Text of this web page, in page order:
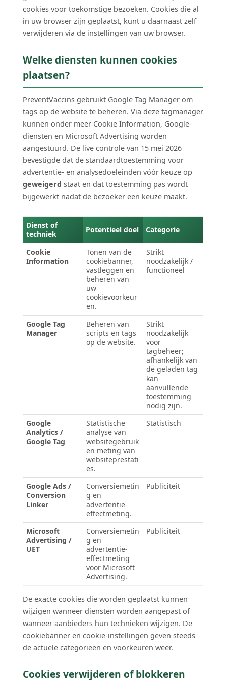
cookies voor toekomstige bezoeken. Cookies die al
in uw browser zijn geplaatst, kunt u daarnaast zelf
verwijderen via de instellingen van uw browser.
Welke diensten kunnen cookies
plaatsen?
PreventVaccins gebruikt Google Tag Manager om
tags op de website te beheren. Via deze tagmanager
kunnen onder meer Cookie Information, Google-
diensten en Microsoft Advertising worden
aangestuurd. De live controle van 15 mei 2026
bevestigde dat de standaardtoestemming voor
advertentie- en analysedoeleinden vóór keuze op
geweigerd staat en dat toestemming pas wordt
bijgewerkt nadat de bezoeker een keuze maakt.
Dienst of
techniek
Potentieel doel Categorie
Cookie
Information
Tonen van de
cookiebanner,
vastleggen en
beheren van
uw
cookievoorkeur
en.
Strikt
noodzakelijk /
functioneel
Google Tag
Manager
Beheren van
scripts en tags
op de website.
Strikt
noodzakelijk
voor
tagbeheer;
afhankelijk van
de geladen tag
kan
aanvullende
toestemming
nodig zijn.
Google
Analytics /
Google Tag
Statistische
analyse van
websitegebruik
en meting van
websiteprestati
es.
Statistisch
Google Ads /
Conversion
Linker
Conversiemetin
g en
advertentie-
effectmeting.
Publiciteit
Microsoft
Advertising /
UET
Conversiemetin
g en
advertentie-
effectmeting
voor Microsoft
Advertising.
Publiciteit
De exacte cookies die worden geplaatst kunnen
wijzigen wanneer diensten worden aangepast of
wanneer aanbieders hun technieken wijzigen. De
cookiebanner en cookie-instellingen geven steeds
de actuele categorieën en voorkeuren weer.
Cookies verwijderen of blokkeren